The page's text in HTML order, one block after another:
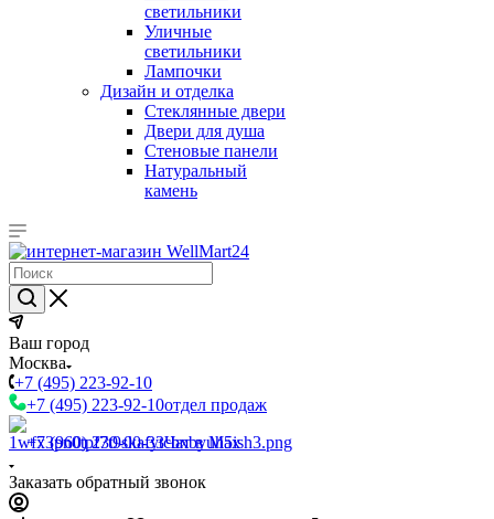
светильники
Уличные
светильники
Лампочки
Дизайн и отделка
Стеклянные двери
Двери для душа
Стеновые панели
Натуральный
камень
Ваш город
Москва
+7 (495) 223-92-10
+7 (495) 223-92-10отдел продаж
+7 (960) 230-00-33Чат в Max
Заказать обратный звонок